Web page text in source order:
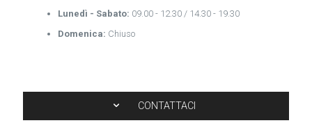
Lunedì - Sabato: 09.00 - 12.30 / 14.30 - 19.30
Domenica: Chiuso
CONTATTACI